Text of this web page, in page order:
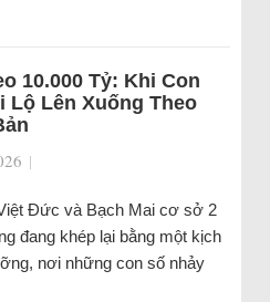
10.000 Tỷ: Khi Con
Lộ Lên Xuống Theo
|
Đức và Bạch Mai cơ sở 2
đang khép lại bằng một kịch
nơi những con số nhảy